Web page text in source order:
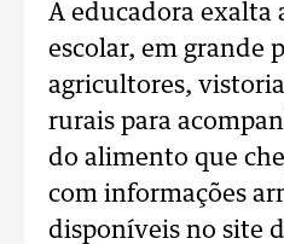
A educadora exalta
escolar, em grande
agricultores,
rurais para
do alimento que
com informações
disponíveis no site